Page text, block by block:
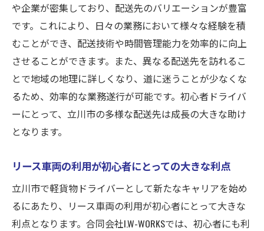
や企業が密集しており、配送先のバリエーションが豊富
です。これにより、日々の業務において様々な経験を積
むことができ、配送技術や時間管理能力を効率的に向上
させることができます。また、異なる配送先を訪れるこ
とで地域の地理に詳しくなり、道に迷うことが少なくな
るため、効率的な業務遂行が可能です。初心者ドライバ
ーにとって、立川市の多様な配送先は成長の大きな助け
となります。
リース車両の利用が初心者にとっての大きな利点
立川市で軽貨物ドライバーとして新たなキャリアを始め
るにあたり、リース車両の利用が初心者にとって大きな
利点となります。合同会社I.W-WORKSでは、初心者にも利